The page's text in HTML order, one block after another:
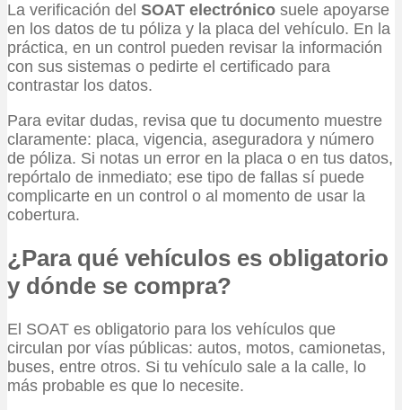
La verificación del SOAT electrónico suele apoyarse
en los datos de tu póliza y la placa del vehículo. En la
práctica, en un control pueden revisar la información
con sus sistemas o pedirte el certificado para
contrastar los datos.
Para evitar dudas, revisa que tu documento muestre
claramente: placa, vigencia, aseguradora y número
de póliza. Si notas un error en la placa o en tus datos,
repórtalo de inmediato; ese tipo de fallas sí puede
complicarte en un control o al momento de usar la
cobertura.
¿Para qué vehículos es obligatorio
y dónde se compra?
El SOAT es obligatorio para los vehículos que
circulan por vías públicas: autos, motos, camionetas,
buses, entre otros. Si tu vehículo sale a la calle, lo
más probable es que lo necesite.